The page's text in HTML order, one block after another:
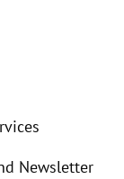
Newsletter